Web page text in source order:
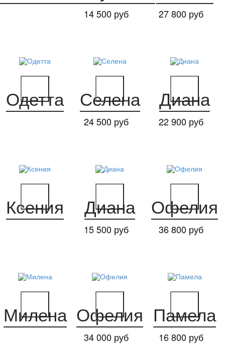
14 500 руб 27 800 руб
Одетта
24 500 руб
Селена
22 900 руб
Диана
Ксения
15 500 руб
Диана
36 800 руб
Офелия
Милена
34 000 руб
Офелия
16 800 руб
Памела